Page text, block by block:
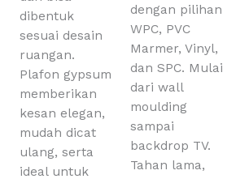
dibentuk
sesuai desain
ruangan.
Plafon gypsum
memberikan
kesan elegan,
mudah dicat
ulang, serta
ideal untuk
dengan pilihan
WPC, PVC
Marmer, Vinyl,
dan SPC. Mulai
dari wall
moulding
sampai
backdrop TV.
Tahan lama,